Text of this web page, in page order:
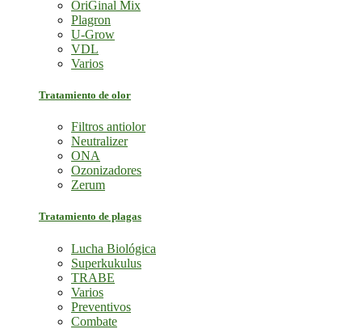
OriGinal Mix
Plagron
U-Grow
VDL
Varios
Tratamiento de olor
Filtros antiolor
Neutralizer
ONA
Ozonizadores
Zerum
Tratamiento de plagas
Lucha Biológica
Superkukulus
TRABE
Varios
Preventivos
Combate